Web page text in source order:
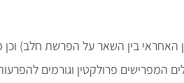
האחראי בין השאר על הפרשת חלב)
המפרישים פרולקטין וגורמים